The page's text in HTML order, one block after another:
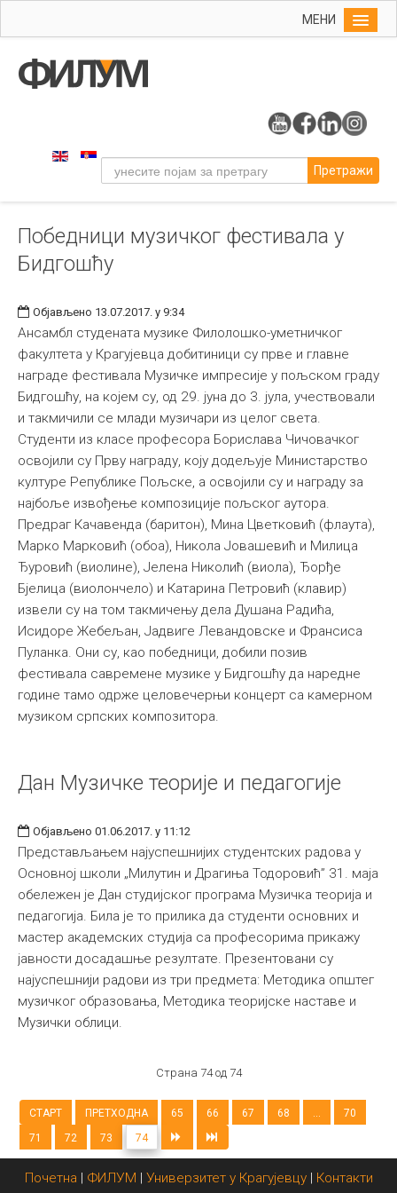
МЕНИ
Упис
Уметност
Музичка уметност
Примењена и ликовна уметност
Издаваштво
Библиотека
Студенти
Међународна
Претражи
Победници музичког фестивала у
Бидгошћу
Објављено 13.07.2017. у 9:34
Ансамбл студената музике Филолошко-уметничког
факултета у Крагујевца добитиници су прве и главне
награде фестивала Музичке импресије у пољском граду
Бидгошћу, на којем су, од 29. јуна до 3. јула, учествовали
и такмичили се млади музичари из целог света.
Студенти из класе професора Борислава Чичовачког
освојили су Прву награду, коју додељује Министарство
културе Републике Пољске, а освојили су и награду за
најбоље извођење композиције пољског аутора.
Предраг Качавенда (баритон), Мина Цветковић (флаута),
Марко Марковић (обоа), Никола Јовашевић и Милица
Ђуровић (виолине), Јелена Николић (виола), Ђорђе
Бјелица (виолончело) и Катарина Петровић (клавир)
извели су на том такмичењу дела Душана Радића,
Исидоре Жебељан, Јадвиге Левандовске и Франсиса
Пуланка. Они су, као победници, добили позив
фестивала савремене музике у Бидгошћу да наредне
године тамо одрже целовечерњи концерт са камерном
музиком српских композитора.
Дан Музичке теорије и педагогије
Објављено 01.06.2017. у 11:12
Представљањем најуспешнијих студентских радова у
Основној школи „Милутин и Драгиња Тодоровић” 31. маја
обележен је Дан студијског програма Музичка теорија и
педагогија. Била је то прилика да студенти основних и
мастер академских студија са професорима прикажу
јавности досадашње резултате. Презентовани су
најуспешнији радови из три предмета: Методика општег
музичког образовања, Методика теоријске наставе и
Музички облици.
Страна 74 од 74
СТАРТ ПРЕТХОДНА 65 66 67 68 ...
70
71
72 73 74
Почетна | ФИЛУМ | Универзитет у Крагујевцу| Контакти